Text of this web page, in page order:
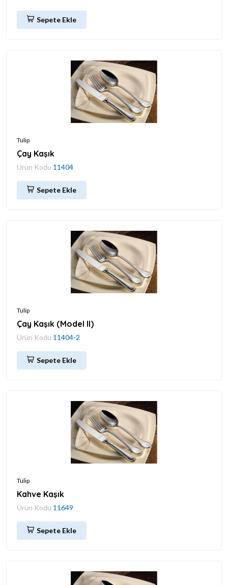
Sepete Ekle
Tulip
Çay Kaşık
Ürün Kodu 11404
Sepete Ekle
Tulip
Çay Kaşık (Model II)
Ürün Kodu 11404-2
Sepete Ekle
Tulip
Kahve Kaşık
Ürün Kodu 11649
Sepete Ekle